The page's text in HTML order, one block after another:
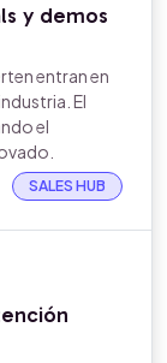
y demos
entran en
El
el
SALES HUB